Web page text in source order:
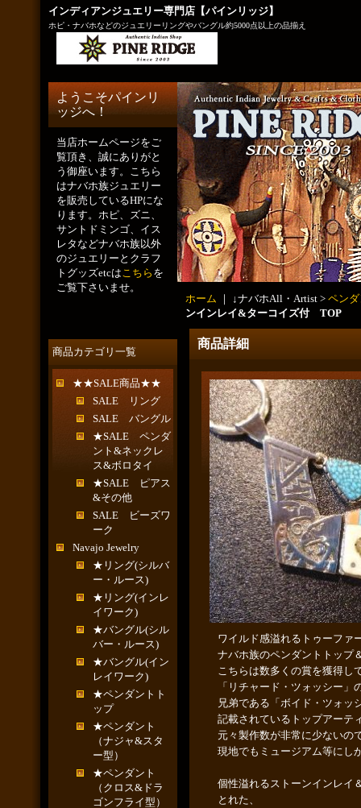
インディアンジュエリー専門店【パインリッジ】
ホピ・ナバホなどのジュエリーリングやバングル約5000点以上の品揃え
ようこそパインリ
ッジへ！
当店ホームページをご
覧頂き、誠にありがと
う御座います。こちら
はナバホ族ジュエリー
を販売しているHPにな
ります。ホピ、ズニ、
サントドミンゴ、イス
レタなどナバホ族以外
のジュエリーとクラフ
トグッズetcはこちら を
ご覧下さいませ。
商品カテゴリ一覧
★★SALE商品★★
SALE リング
SALE バングル
★SALE ペンダ
ント&ネックレ
ス&ボロタイ
★SALE ピアス
&その他
SALE ビーズワ
ーク
Navajo Jewelry
★リング(シルバ
ー・ルース)
★リング(インレ
イワーク)
★バングル(シル
バー・ルース)
★バングル(イン
レイワーク)
★ペンダントト
ップ
★ペンダント
（ナジャ&スタ
ー型）
★ペンダント
（クロス&ドラ
ゴンフライ型）
ホーム ｜ ↓ナバホAll・Artist > ペン
ンインレイ&ターコイズ付 TOP
商品詳細
ワイルド感溢れるトゥーファ
ナバホ族のペンダントトップ
こちらは数多くの賞を獲得し
「リチャード・ツォッシー」
兄弟である「ボイド・ツォッ
記載されているトップアーテ
元々製作数が非常に少ないの
現地でもミュージアム等にし
個性溢れるストーンインレイ
とれた、